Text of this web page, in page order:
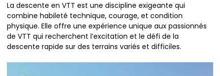
La descente en VTT est une discipline exigeante qui
combine habileté technique, courage, et condition
physique. Elle offre une expérience unique aux passionnés
de VTT qui recherchent l’excitation et le défi de la
descente rapide sur des terrains variés et difficiles.